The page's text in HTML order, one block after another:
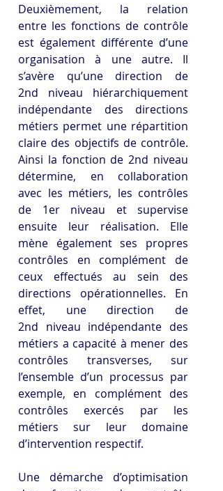
Deuxièmement, la relation
entre les fonctions de contrôle
est également différente d’une
organisation à une autre. Il
s’avère qu’une direction de
2nd niveau hiérarchiquement
indépendante des directions
métiers permet une répartition
claire des objectifs de contrôle.
Ainsi la fonction de 2nd niveau
détermine, en collaboration
avec les métiers, les contrôles
de 1er niveau et supervise
ensuite leur réalisation. Elle
mène également ses propres
contrôles en complément de
ceux effectués au sein des
directions opérationnelles. En
effet, une direction de
2nd niveau indépendante des
métiers a capacité à mener des
contrôles transverses, sur
l’ensemble d’un processus par
exemple, en complément des
contrôles exercés par les
métiers sur leur domaine
d’intervention respectif.
Une démarche d’optimisation